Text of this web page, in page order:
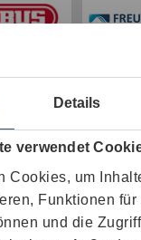
Details
verwendet
Cookies, um
Funktionen für
und die